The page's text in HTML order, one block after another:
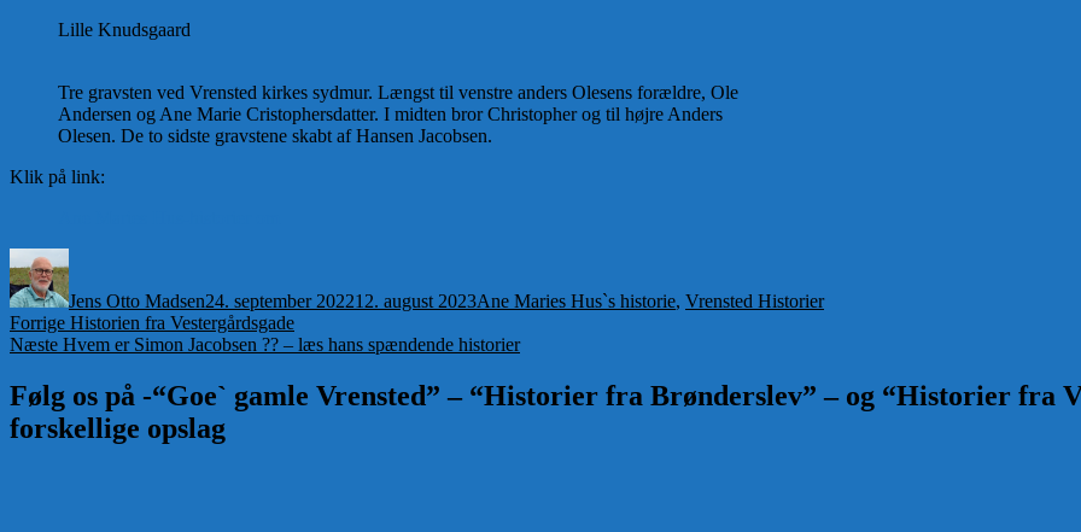
Lille Knudsgaard
Tre gravsten ved Vrensted kirkes sydmur. Længst til venstre anders Olesens forældre, Ole
Andersen og Ane Marie Cristophersdatter. I midten bror Christopher og til højre Anders
Olesen. De to sidste gravstene skabt af Hansen Jacobsen.
Klik på link:
Jens Otto Madsen24. september 202212. august 2023Ane Maries Hus`s historie, Vrensted Historier
Indlægsnavigation
Forrige Forrige
indlæg:
Historien fra Vestergårdsgade
Næste Næste
Hvem er Simon Jacobsen ?? – læs hans spændende historier
Følg os på -“Goe` gamle Vrensted” – “Historier fra Brønderslev” – og “Historier fra
forskellige opslag